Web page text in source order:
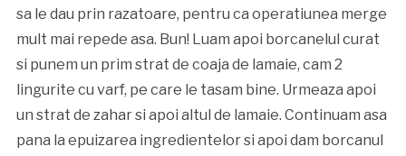
sa le dau prin razatoare, pentru ca operatiunea merge
mult mai repede asa. Bun! Luam apoi borcanelul curat
si punem un prim strat de coaja de lamaie, cam 2
lingurite cu varf, pe care le tasam bine. Urmeaza apoi
un strat de zahar si apoi altul de lamaie. Continuam asa
pana la epuizarea ingredientelor si apoi dam borcanul